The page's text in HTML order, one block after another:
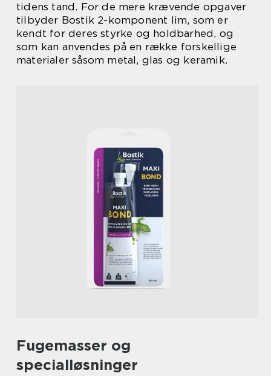
tidens tand. For de mere krævende opgaver
tilbyder Bostik 2-komponent lim, som er
kendt for deres styrke og holdbarhed, og
som kan anvendes på en række forskellige
materialer såsom metal, glas og keramik.
Fugemasser og
specialløsninger